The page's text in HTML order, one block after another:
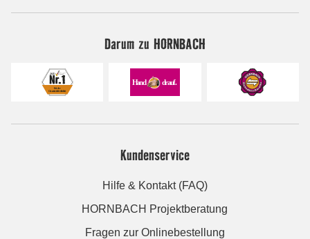
Darum zu HORNBACH
Kundenservice
Hilfe & Kontakt (FAQ)
HORNBACH Projektberatung
Fragen zur Onlinebestellung